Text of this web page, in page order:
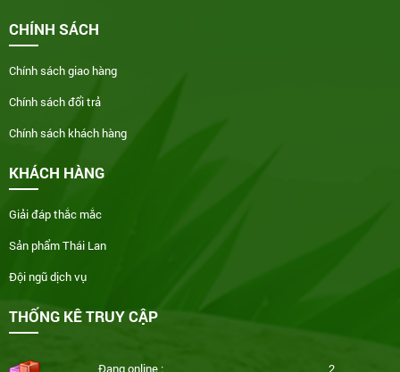
CHÍNH SÁCH
Chính sách giao hàng
Chính sách đổi trả
Chính sách khách hàng
KHÁCH HÀNG
Giải đáp thắc mắc
Sản phẩm Thái Lan
Đội ngũ dịch vụ
THỐNG KÊ TRUY CẬP
Đang online : 2